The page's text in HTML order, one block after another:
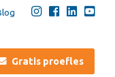
Gratis proefles